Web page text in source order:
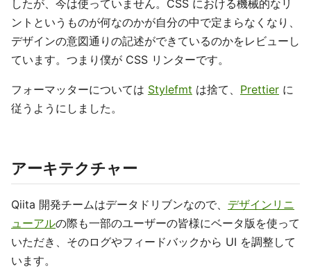
したが、今は使っていません。CSS における機械的なリ
ントというものが何なのかが自分の中で定まらなくなり、
デザインの意図通りの記述ができているのかをレビューし
ています。つまり僕が CSS リンターです。
フォーマッターについては Stylefmt は捨て、 Prettier に
従うようにしました。
アーキテクチャー
Qiita 開発チームはデータドリブンなので、 デザインリニ
ューアルの際も一部のユーザーの皆様にベータ版を使って
いただき、そのログやフィードバックから UI を調整して
います。